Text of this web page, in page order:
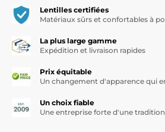
Lentilles certifiées
Matériaux sûrs et confortables à
La plus large gamme
Expédition et livraison rapides
Prix équitable
Un changement d'apparence qui
Un choix fiable
Une entreprise forte d'une